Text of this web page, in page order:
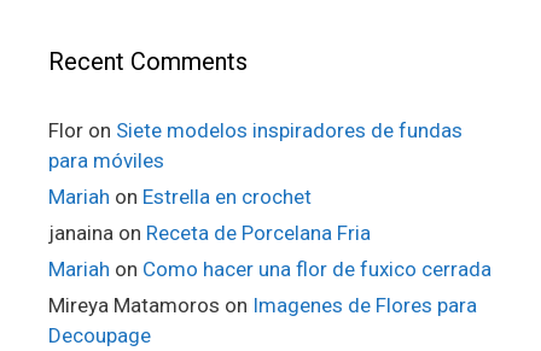
Recent Comments
Flor on Siete modelos inspiradores de fundas
para móviles
Mariah on Estrella en crochet
janaina on Receta de Porcelana Fria
Mariah on Como hacer una flor de fuxico cerrada
Mireya Matamoros on Imagenes de Flores para
Decoupage